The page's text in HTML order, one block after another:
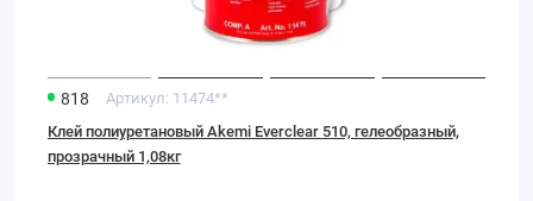
818 Артикул: 11474**
Клей полиуретановый Akemi Everclear 510, гелеобразный,
прозрачный 1,08кг